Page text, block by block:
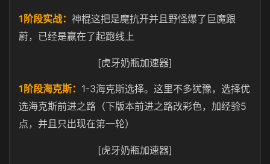
1 阶段实战： 神棍这把是魔抗开并且野怪爆了巨魔跟
蔚，已经是赢在了起跑线上
[虎牙奶瓶加速器]
1 阶段海克斯： 1-3海克斯选择。这里不多犹豫，选择优
选海克斯前进之路（下版本前进之路改彩色，加经验5
点，并且只出现在第一轮）
[虎牙奶瓶加速器]